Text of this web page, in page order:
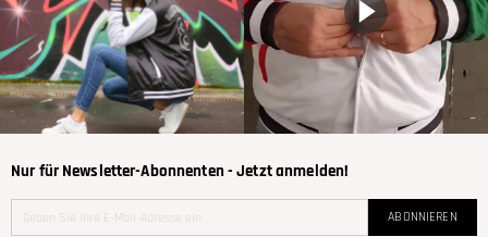
Nur für Newsletter-Abonnenten - Jetzt anmelden!
ABONNIEREN